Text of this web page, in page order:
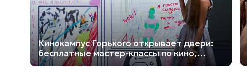
Кинокампус Горького открывает двери:
бесплатные мастер-классы по кино,
играм и блогингу